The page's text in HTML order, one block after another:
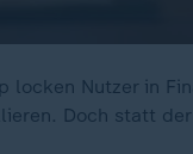
locken Nutzer in
Doch statt